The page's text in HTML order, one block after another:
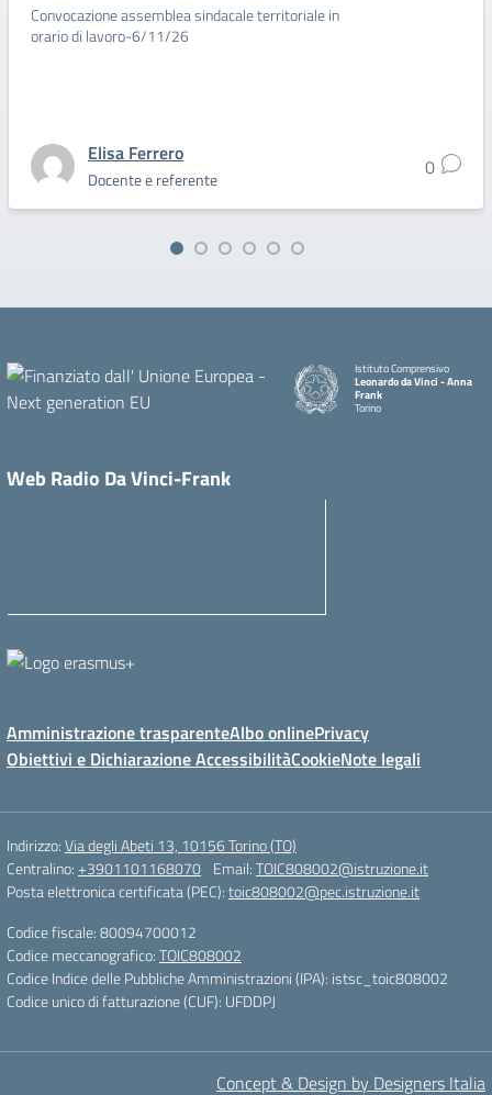
Convocazione assemblea sindacale territoriale in
orario di lavoro-6/11/26
Elisa Ferrero
Docente e referente 0
Istituto Comprensivo
Leonardo da Vinci - Anna
Frank
Torino
Web Radio Da Vinci-Frank
Amministrazione trasparenteAlbo onlinePrivacy
Obiettivi e Dichiarazione AccessibilitàCookieNote legali
Indirizzo:Via degli Abeti 13, 10156 Torino (TO)
Centralino:+3901101168070 Email:TOIC808002@istruzione.it
Posta elettronica certificata (PEC):toic808002@pec.istruzione.it
Codice fiscale: 80094700012
Codice meccanografico:TOIC808002
Codice Indice delle Pubbliche Amministrazioni (IPA): istsc_toic808002
Codice unico di fatturazione (CUF): UFDDPJ
Concept & Design by Designers Italia